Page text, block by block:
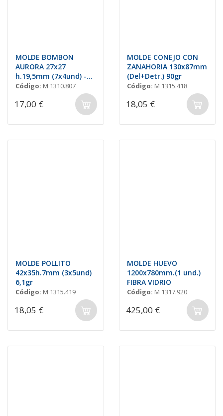
MOLDE BOMBON
AURORA 27x27
h.19,5mm (7x4und) -
10,5gr
Código: M 1310.807
17,00 €
MOLDE CONEJO CON
ZANAHORIA 130x87mm
(Del+Detr.) 90gr
Código: M 1315.418
18,05 €
MOLDE POLLITO
42x35h.7mm (3x5und)
6,1gr
Código: M 1315.419
18,05 €
MOLDE HUEVO
1200x780mm.(1 und.)
FIBRA VIDRIO
Código: M 1317.920
425,00 €